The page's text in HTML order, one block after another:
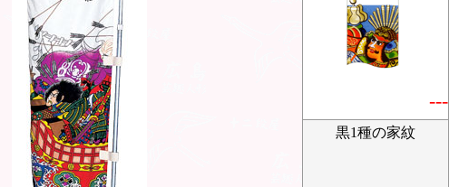
---
黒1種の家紋